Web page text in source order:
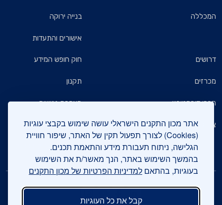
אתר מכון התקנים הישראלי עושה שימוש בקבצי עוגיות
(Cookies) לצורך תפעול תקין של האתר, שיפור חוויית
הגלישה, ניתוח תעבורת מידע והתאמת תכנים.
בהמשך השימוש באתר, הנך מאשר/ת את השימוש
בעוגיות, בהתאם למדיניות הפרטיות של מכון התקנים
קבל את כל העוגיות
המכללה בנייה ירוקה
אישורים והתעדות
דרושים
מכרזים
חברי דירקטוריון
צרו קשר
חוק חופש המידע
תקנון
הצהרת נגישות
מדיניות הגנת הפרטיות
שאלות ותשובות כלליות
עיקבו אחרינו